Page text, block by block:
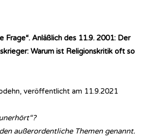
Frage“. Anläßlich des 11.9. 2001: Der
Warum ist Religionskritik oft so
veröffentlicht am 11.9.2021
außerordentliche Themen genannt.